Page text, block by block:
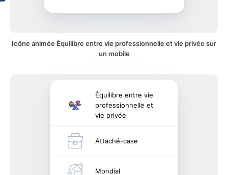
Icône animée Équilibre entre vie professionnelle et vie privée sur
un mobile
Équilibre entre vie
professionnelle et
vie privée
Attaché-case
Mondial